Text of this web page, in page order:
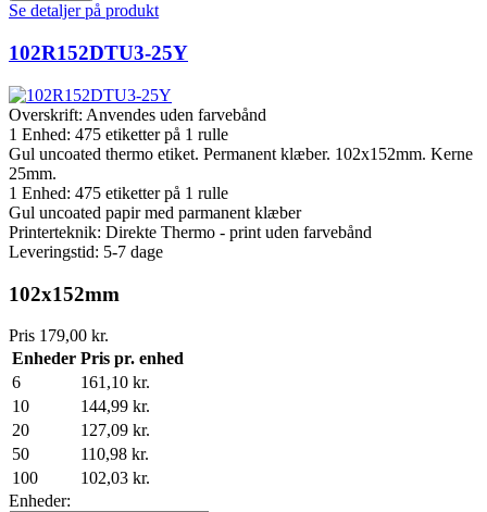
Se detaljer på produkt
102R152DTU3-25Y
Overskrift: Anvendes uden farvebånd
1 Enhed: 475 etiketter på 1 rulle
Gul uncoated thermo etiket. Permanent klæber. 102x152mm. Kerne
25mm.
1 Enhed: 475 etiketter på 1 rulle
Gul uncoated papir med parmanent klæber
Printerteknik: Direkte Thermo - print uden farvebånd
Leveringstid: 5-7 dage
102x152mm
Pris 179,00 kr.
Enheder Pris pr. enhed
6
161,10 kr.
10
144,99 kr.
20
127,09 kr.
50
110,98 kr.
100
102,03 kr.
Enheder: